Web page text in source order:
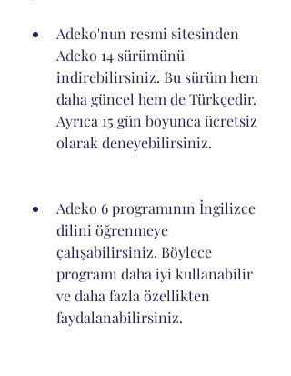
Adeko'nun resmi sitesinden
Adeko 14 sürümünü
indirebilirsiniz. Bu sürüm hem
daha güncel hem de Türkçedir.
Ayrıca 15 gün boyunca ücretsiz
olarak deneyebilirsiniz.
Adeko 6 programının İngilizce
dilini öğrenmeye
çalışabilirsiniz. Böylece
programı daha iyi kullanabilir
ve daha fazla özellikten
faydalanabilirsiniz.